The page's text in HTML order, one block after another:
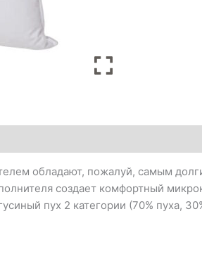
обладают, пожалуй, самым
создает комфортный
пух 2 категории (70% пуха,